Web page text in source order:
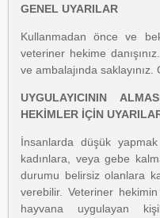
GENEL UYARILAR
Kullanmadan önce ve
veteriner hekime
ve ambalajında
UYGULAYICININ
HEKİMLER İÇİN
İnsanlarda düşük
kadınlara, veya gebe
durumu belirsiz olanlara
verebilir. Veteriner
hayvana uygulayan